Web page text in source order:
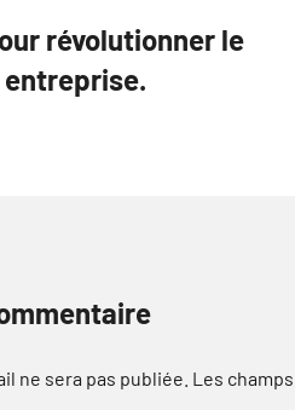
révolutionner le
ne sera pas publiée. Les